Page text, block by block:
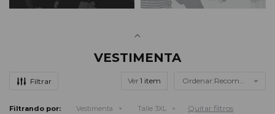
VESTIMENTA
Ver Recomendados
Filtrando por: Vestimenta Talle 3XL Quitar filtros